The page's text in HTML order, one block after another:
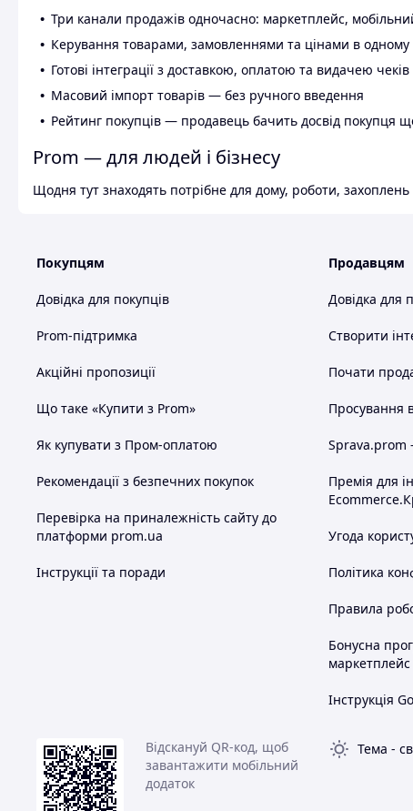
Три канали продажів одночасно: маркетплейс,
Керування товарами, замовленнями та цінами в одному
Готові інтеграції з доставкою, оплатою та видачею чеків
Масовий імпорт товарів — без ручного введення
Рейтинг покупців — продавець бачить досвід покупця
Prom — для людей і бізнесу
Щодня тут знаходять потрібне для дому, роботи,
Покупцям
Довідка для покупців
Prom-підтримка
Акційні пропозиції
Що таке «Купити з Prom»
Як купувати з Пром-оплатою
Рекомендації з безпечних покупок
Перевірка на приналежність сайту до
платформи prom.ua
Інструкції та поради
Продавцям
Довідка для
Створити
Почати
Просування
Sprava.prom
Премія для
Угода
Політика
Правила
Бонусна
маркетплейс
Інструкція
Відскануй QR-код, щоб
завантажити мобільний
додаток
Тема -